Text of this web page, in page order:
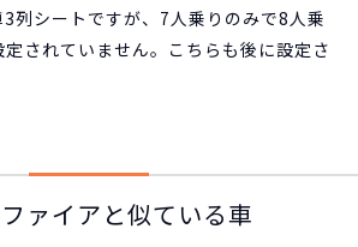
列シートですが、7人乗りのみで8人乗
定されていません。こちらも後に設定さ
ァイアと似ている車